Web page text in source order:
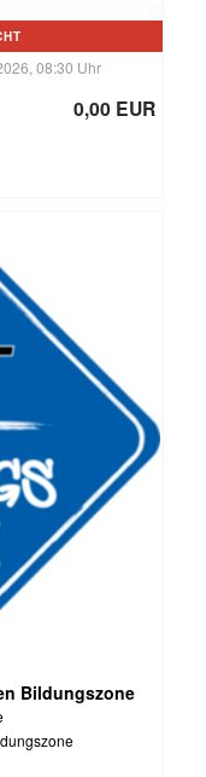
08:30 Uhr
0,00 EUR
Bildungszone